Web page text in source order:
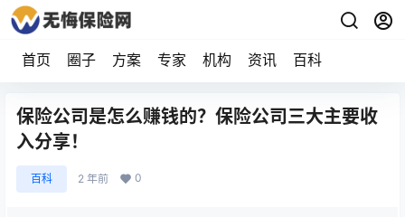
首页 圈子 方案 专家 机构 资讯 百科
保险公司是怎么赚钱的？保险公司三大主要收
入分享！
百科 2 年前 0